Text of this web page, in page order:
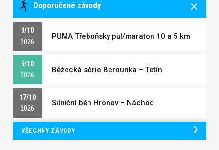
Doporučené závody
3/10
2026
PUMA Třeboňský půl/maraton 10 a 5 km
5/10
2026
Běžecká série Berounka – Tetín
17/10
2026
Silniční běh Hronov – Náchod
VŠECHNY ZÁVODY